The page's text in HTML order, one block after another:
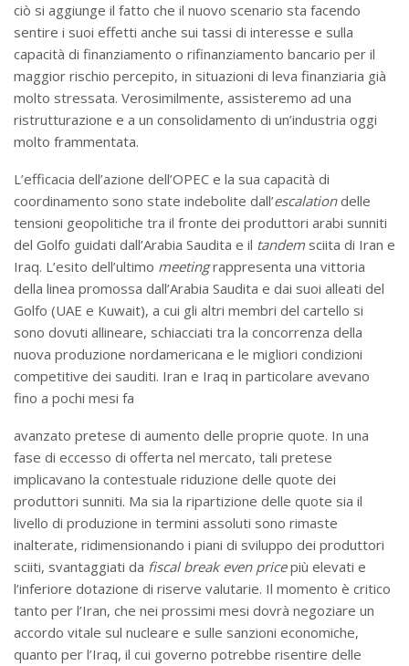
ciò si aggiunge il fatto che il nuovo scenario sta facendo
sentire i suoi effetti anche sui tassi di interesse e sulla
capacità di finanziamento o rifinanziamento bancario per il
maggior rischio percepito, in situazioni di leva finanziaria già
molto stressata. Verosimilmente, assisteremo ad una
ristrutturazione e a un consolidamento di un’industria oggi
molto frammentata.
L’efficacia dell’azione dell’OPEC e la sua capacità di
coordinamento sono state indebolite dall’escalationdelle
tensioni geopolitiche tra il fronte dei produttori arabi sunniti
del Golfo guidati dall’Arabia Saudita e il tandem sciita di Iran e
Iraq. L’esito dell’ultimo meetingrappresenta una vittoria
della linea promossa dall’Arabia Saudita e dai suoi alleati del
Golfo (UAE e Kuwait), a cui gli altri membri del cartello si
sono dovuti allineare, schiacciati tra la concorrenza della
nuova produzione nordamericana e le migliori condizioni
competitive dei sauditi. Iran e Iraq in particolare avevano
fino a pochi mesi fa
avanzato pretese di aumento delle proprie quote. In una
fase di eccesso di offerta nel mercato, tali pretese
implicavano la contestuale riduzione delle quote dei
produttori sunniti. Ma sia la ripartizione delle quote sia il
livello di produzione in termini assoluti sono rimaste
inalterate, ridimensionando i piani di sviluppo dei produttori
sciiti, svantaggiati da fiscal break even pricepiù elevati e
l’inferiore dotazione di riserve valutarie. Il momento è critico
tanto per l’Iran, che nei prossimi mesi dovrà negoziare un
accordo vitale sul nucleare e sulle sanzioni economiche,
quanto per l’Iraq, il cui governo potrebbe risentire delle